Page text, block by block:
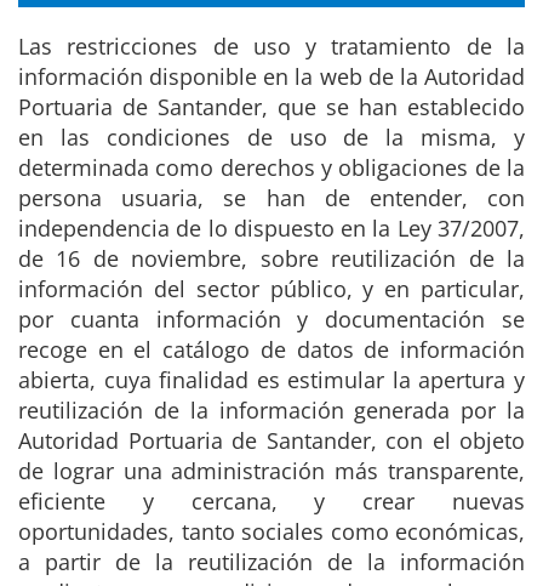
Las restricciones de uso y tratamiento de la
información disponible en la web de la Autoridad
Portuaria de Santander, que se han establecido
en las condiciones de uso de la misma, y
determinada como derechos y obligaciones de la
persona usuaria, se han de entender, con
independencia de lo dispuesto en la Ley 37/2007,
de 16 de noviembre, sobre reutilización de la
información del sector público, y en particular,
por cuanta información y documentación se
recoge en el catálogo de datos de información
abierta, cuya finalidad es estimular la apertura y
reutilización de la información generada por la
Autoridad Portuaria de Santander, con el objeto
de lograr una administración más transparente,
eficiente y cercana, y crear nuevas
oportunidades, tanto sociales como económicas,
a partir de la reutilización de la información